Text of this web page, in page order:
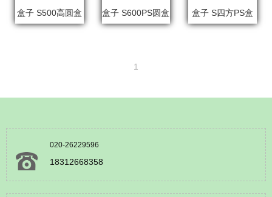
盒子 S500高圆盒 盒子 S600PS圆盒 盒子 S四方PS盒
1
020-26229596
18312668358